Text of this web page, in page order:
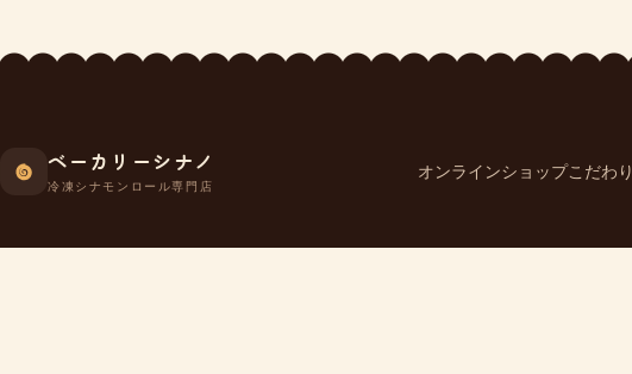
ベーカリーシナノ
冷凍シナモンロール専門店
オンラインショップこだわり